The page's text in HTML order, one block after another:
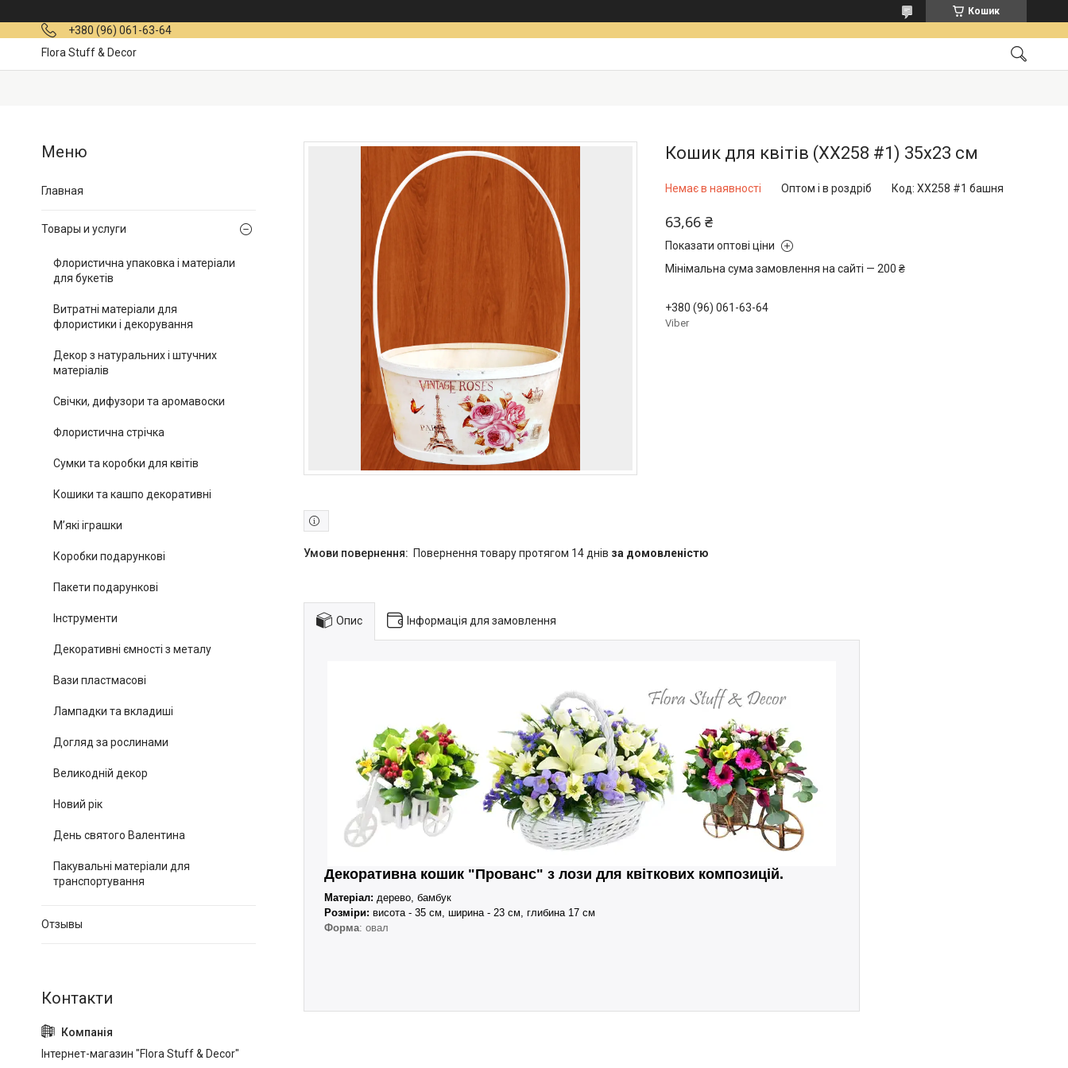
Кошик
+380 (96) 061-63-64
Flora Stuff & Decor
Кошик для квітів (XX258 #1) 35х23 см
Немає в наявності Оптом і в роздріб Код: XX258 #1 башня
63,66 ₴
Показати оптові ціни
Мінімальна сума замовлення на сайті — 200 ₴
+380 (96) 061-63-64
Viber
повернення товару протягом 14 днів за домовленістю
Опис Інформація для замовлення
Декоративна кошик "Прованс" з лози для квіткових композицій.
Матеріал: дерево, бамбук
Розміри: висота - 35 см, ширина - 23 см, глибина 17 см
Форма: овал
Главная
Товары и услуги
Флористична упаковка і матеріали
для букетів
Витратні матеріали для
флористики і декорування
Декор з натуральних і штучних
матеріалів
Свічки, дифузори та аромавоски
Флористична стрічка
Сумки та коробки для квітів
Кошики та кашпо декоративні
М’які іграшки
Коробки подарункові
Пакети подарункові
Інструменти
Декоративні ємності з металу
Вази пластмасові
Лампадки та вкладиші
Догляд за рослинами
Великодній декор
Новий рік
День святого Валентина
Пакувальні матеріали для
транспортування
Отзывы
Інтернет-магазин "Flora Stuff & Decor"